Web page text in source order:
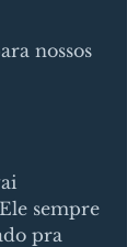
nossos
sempre
pra